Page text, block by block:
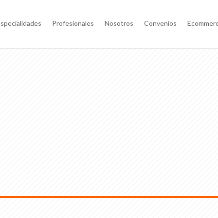
Profesionales Nosotros Convenios